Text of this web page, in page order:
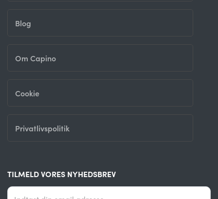
Blog
Om Capino
Cookie
Privatlivspolitik
TILMELD VORES NYHEDSBREV